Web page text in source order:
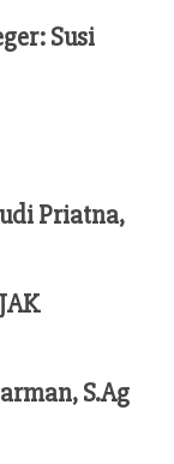
Susi
Priatna,
S.Ag